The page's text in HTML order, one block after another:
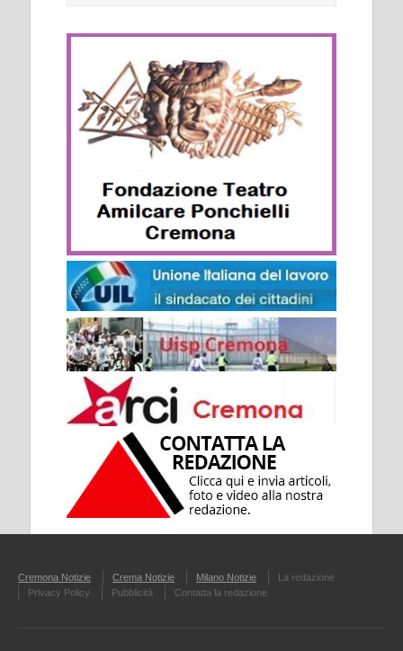
Cremona Notizie Crema Notizie Milano Notizie
La redazione
Privacy Policy
Pubblicità Contatta la redazione